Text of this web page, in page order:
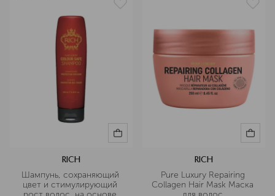
RICH
Шампунь, сохраняющий
цвет и стимулирующий
RICH
Pure Luxury Repairing
Collagen Hair Mask Маска